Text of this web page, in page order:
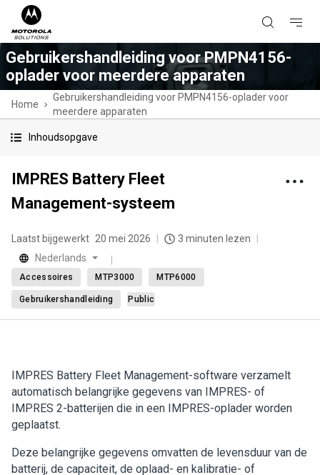
Gebruikershandleiding voor PMPN4156-
oplader voor meerdere apparaten
Home
Gebruikershandleiding voor PMPN4156-oplader voor
meerdere apparaten
Inhoudsopgave
IMPRES Battery Fleet
Management-systeem
Laatst bijgewerkt 20 mei 2026
3 minuten lezen
Nederlands
Accessoires MTP3000 MTP6000
Gebruikershandleiding Public
IMPRES Battery Fleet Management-software verzamelt
automatisch belangrijke gegevens van IMPRES- of
IMPRES 2-batterijen die in een IMPRES-oplader worden
geplaatst.
Deze belangrijke gegevens omvatten de levensduur van de
batterij, de capaciteit, de oplaad- en kalibratie- of